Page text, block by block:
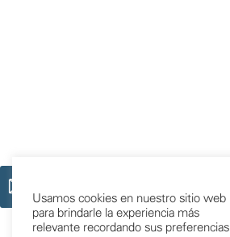
Usamos cookies en nuestro sitio web
para brindarle la experiencia más
relevante recordando sus preferencias